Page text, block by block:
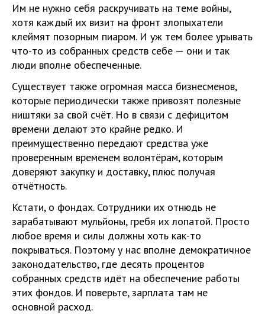
Им не нужно себя раскручивать на теме войны,
хотя каждый их визит на фронт злопыхатели
клеймят позорным пиаром. И уж тем более урывать
что-то из собранных средств себе — они и так
люди вполне обеспеченные.
Существует также огромная масса бизнесменов,
которые периодически также привозят полезные
ништяки за свой счёт. Но в связи с дефицитом
времени делают это крайне редко. И
преимущественно передают средства уже
проверенным временем волонтёрам, которым
доверяют закупку и доставку, плюс получая
отчётность.
Кстати, о фондах. Сотрудники их отнюдь не
зарабатывают мульйоны, гребя их лопатой. Просто
любое время и силы должны хоть как-то
покрываться. Поэтому у нас вполне демократичное
законодательство, где десять процентов
собранных средств идёт на обеспечение работы
этих фондов. И поверьте, зарплата там не
основной расход.